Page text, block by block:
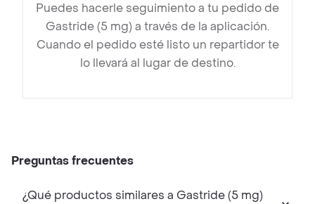
Puedes hacerle seguimiento a tu pedido de
Gastride (5 mg) a través de la aplicación.
Cuando el pedido esté listo un repartidor te
lo llevará al lugar de destino.
Preguntas frecuentes
¿Qué productos similares a Gastride (5 mg)